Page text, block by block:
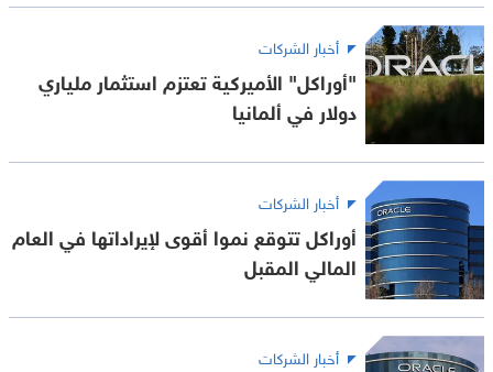
أخبار الشركات
"أوراكل" الأميركية تعتزم استثمار ملياري
دولار في ألمانيا
أخبار الشركات
أوراكل تتوقع نموا أقوى لإيراداتها في العام
المالي المقبل
أخبار الشركات